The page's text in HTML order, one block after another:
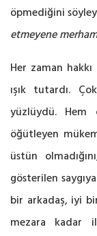
öpmediğini
etmeyene
Her zaman
ışık tutardı.
yüzlüydü. Hem
öğütleyen
üstün
gösterilen
bir arkadaş, iyi
mezara kadar